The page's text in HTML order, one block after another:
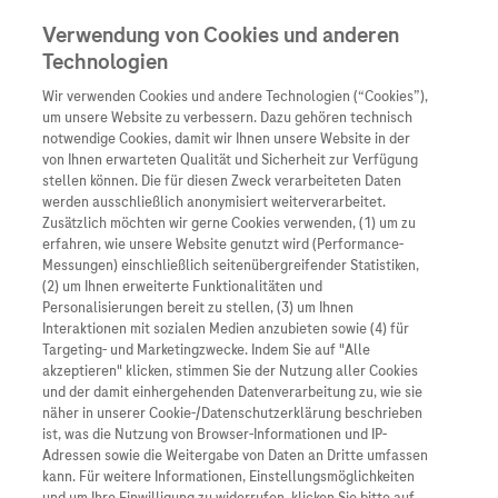
Unternehmen
Übersicht
Wer wir sind
Was uns antreibt
Unsere Standorte
Roche Stories
Events
Innovation
Übersicht
Forschung
Personalisierte
Digitalisierung
Blog Zukunftslabor
Übersicht
Unser Service für
Informationen zu
Diagnostik ist
Klinische Studien
Arzneimittel
Übersicht
Arzneimittel A-Z
Roche Pipeline
Roche Fachportal
Diagnostik
Kontakt
Presse
Karriere
Verwendung von Cookies und anderen
Technologien
Wir verwenden Cookies und andere Technologien (“Cookies”),
um unsere Website zu verbessern. Dazu gehören technisch
notwendige Cookies, damit wir Ihnen unsere Website in der
von Ihnen erwarteten Qualität und Sicherheit zur Verfügung
stellen können. Die für diesen Zweck verarbeiteten Daten
werden ausschließlich anonymisiert weiterverarbeitet.
Zusätzlich möchten wir gerne Cookies verwenden, (1) um zu
erfahren, wie unsere Website genutzt wird (Performance-
Messungen) einschließlich seitenübergreifender Statistiken,
(2) um Ihnen erweiterte Funktionalitäten und
Personalisierungen bereit zu stellen, (3) um Ihnen
Interaktionen mit sozialen Medien anzubieten sowie (4) für
Targeting- und Marketingzwecke. Indem Sie auf "Alle
akzeptieren" klicken, stimmen Sie der Nutzung aller Cookies
und der damit einhergehenden Datenverarbeitung zu, wie sie
näher in unserer Cookie-/Datenschutzerklärung beschrieben
ist, was die Nutzung von Browser-Informationen und IP-
Adressen sowie die Weitergabe von Daten an Dritte umfassen
kann. Für weitere Informationen, Einstellungsmöglichkeiten